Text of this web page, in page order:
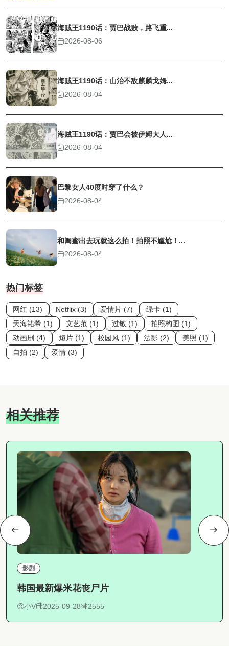
海贼王1190话：贾巴战败，路飞重...
2026-08-06
海贼王1190话：山治不敌麒麟戈姆...
2026-08-04
海贼王1190话：贾巴会被伊姆大人...
2026-08-04
巴黎女人40度时穿了什么？
2026-08-04
和闺蜜出去玩就这么拍！拍照不尴尬！...
2026-08-04
热门标签
网红 (13) Netflix (3) 爱情片 (7)
绿卡 (1)
天海祐希 (1)
文艺范 (1) 过敏 (1)
拍照构图 (1)
动画剧 (4)
短片 (1) 校园风 (1) 法影 (2)
美照 (1)
自拍 (2)
爱情 (3)
相关推荐
影剧
韩国最新爆米花丧尸片
小V 2025-09-28 2555